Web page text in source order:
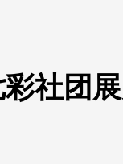
社团